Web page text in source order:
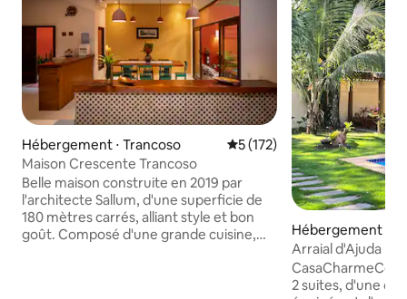
Hébergement ⋅ Trancoso Évaluation moyenne sur la
5 (172)
Maison Crescente Trancoso
Belle maison construite en 2019 par
l'architecte Sallum, d'une superficie de
180 mètres carrés, alliant style et bon
goût. Composé d'une grande cuisine,
Hébergement ⋅
o
Arraial d'Ajuda
privée
2 suites, d'une